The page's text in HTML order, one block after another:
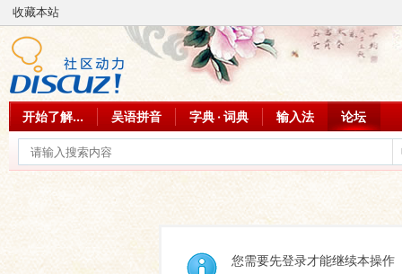
收藏本站
开始了解... 吴语拼音 字典 · 词典 输入法 论坛
您需要先登录才能继续本操作